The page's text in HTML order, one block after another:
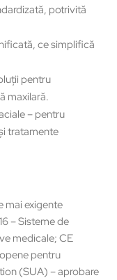
potrivită
ce simplifică
pentru
maxilară.
– pentru
tratamente
mai exigente
– Sisteme de
medicale; CE
pentru
(SUA) – aprobare